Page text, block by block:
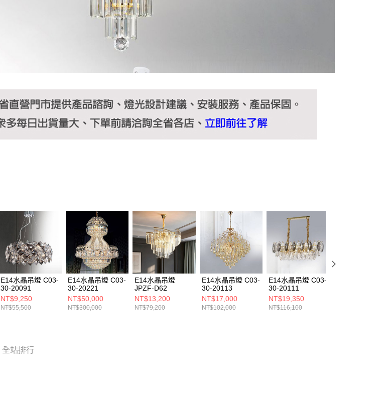
E14水晶吊燈 C03-
30-20091
NT$9,250
NT$55,500
E14水晶吊燈 C03-
30-20221
NT$50,000
NT$300,000
E14水晶吊燈
JPZF-D62
NT$13,200
NT$79,200
E14水晶吊燈 C03-
30-20113
NT$17,000
NT$102,000
E14水晶吊燈 C03-
30-20111
NT$19,350
NT$116,100
全站排行